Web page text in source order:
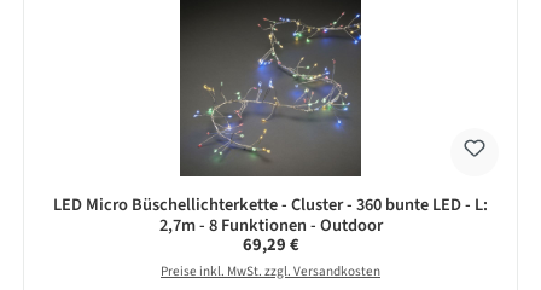
LED Micro Büschellichterkette - Cluster - 360 bunte LED - L:
2,7m - 8 Funktionen - Outdoor
Regulärer Preis:
69,29 €
Preise inkl. MwSt. zzgl. Versandkosten